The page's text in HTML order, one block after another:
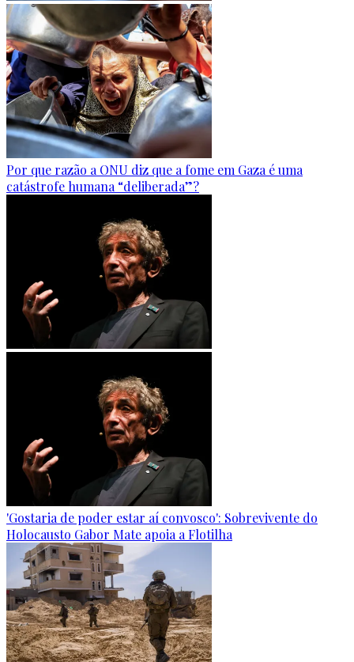
Por que razão a ONU diz que a fome em Gaza é uma
catástrofe humana “deliberada”?
'Gostaria de poder estar aí convosco': Sobrevivente do
Holocausto Gabor Mate apoia a Flotilha